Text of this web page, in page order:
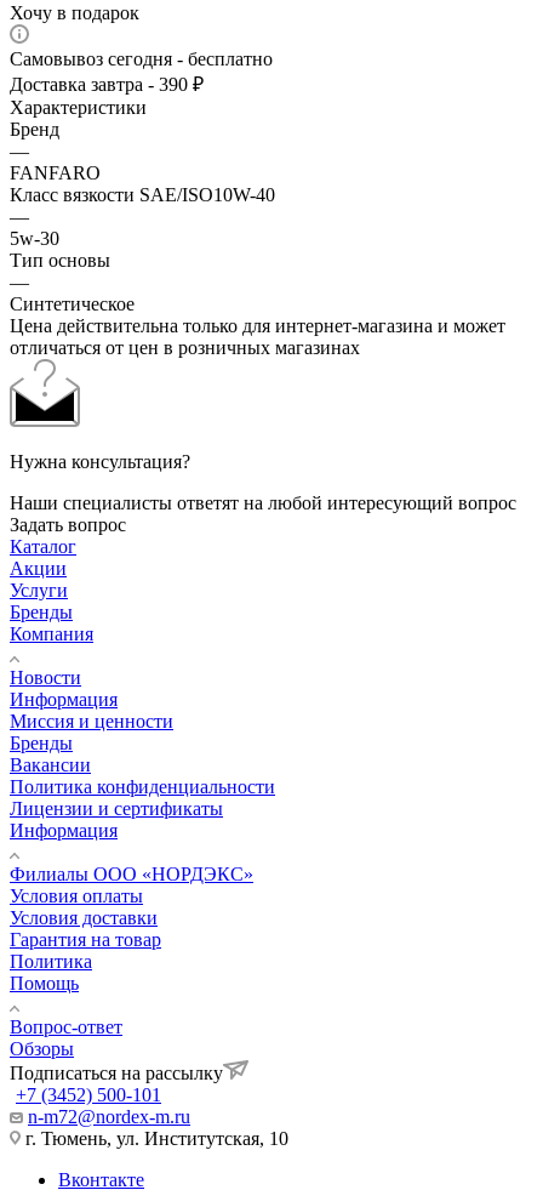
Хочу в подарок
Самовывоз сегодня - бесплатно
Доставка завтра - 390 ₽
Характеристики
Бренд
—
FANFARO
Класс вязкости SAE/ISO10W-40
—
5w-30
Тип основы
—
Синтетическое
Цена действительна только для интернет-магазина и может
отличаться от цен в розничных магазинах
Нужна консультация?
Наши специалисты ответят на любой интересующий вопрос
Задать вопрос
Каталог
Акции
Услуги
Бренды
Компания
Новости
Информация
Миссия и ценности
Бренды
Вакансии
Политика конфиденциальности
Лицензии и сертификаты
Информация
Филиалы ООО «НОРДЭКС»
Условия оплаты
Условия доставки
Гарантия на товар
Политика
Помощь
Вопрос-ответ
Обзоры
Подписаться на рассылку
+7 (3452) 500-101
n-m72@nordex-m.ru
г. Тюмень, ул. Институтская, 10
Вконтакте